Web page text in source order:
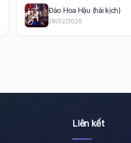
Đảo Hoa Hậu (hài kịch)
28/02/2026
Liên kết